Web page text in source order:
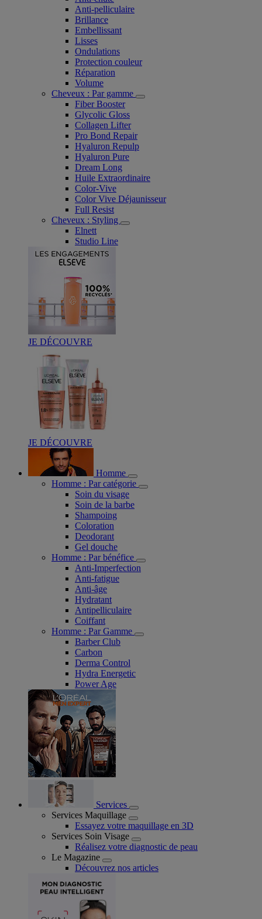
Anti-pelliculaire​
Brillance
Embellissant
Lisses
Ondulations
Protection couleur​
Réparation
Volume
Cheveux : Par gamme
Fiber Booster
Glycolic Gloss
Collagen Lifter
Pro Bond Repair
Hyaluron Repulp
Hyaluron Pure
Dream Long
Huile Extraordinaire
Color-Vive
Color Vive Déjaunisseur
Full Resist
Cheveux : Styling
Elnett
Studio Line
JE DÉCOUVRE
JE DÉCOUVRE
Homme
Homme : Par catégorie
Soin du visage
Soin de la barbe
Shampoing
Coloration
Deodorant
Gel douche
Homme : Par bénéfice
Anti-Imperfection
Anti-fatigue
Anti-âge
Hydratant
Antipelliculaire
Coiffant
Homme : Par Gamme
Barber Club
Carbon
Derma Control
Hydra Energetic
Power Age
Services
Services Maquillage
Essayez votre maquillage en 3D
Services Soin Visage
Réalisez votre diagnostic de peau
Le Magazine
Découvrez nos articles